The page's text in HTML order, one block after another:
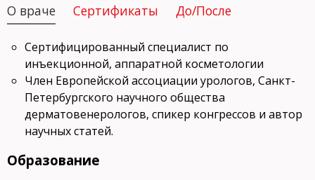
О враче Сертификаты До/После
Сертифицированный специалист по
инъекционной, аппаратной косметологии
Член Европейской ассоциации урологов, Санкт-
Петербургского научного общества
дерматовенерологов, спикер конгрессов и автор
научных статей.
Образование